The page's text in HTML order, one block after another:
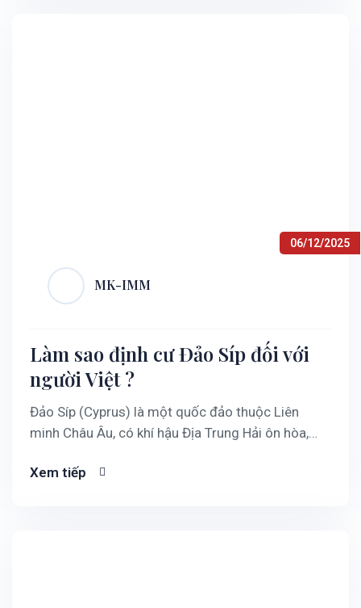
06/12/2025
MK-IMM
Làm sao định cư Đảo Síp đối với
người Việt ?
Đảo Síp (Cyprus) là một quốc đảo thuộc Liên
minh Châu Âu, có khí hậu Địa Trung Hải ôn hòa,
làm việc và kinh doanh. Với gần 340 ngày
Xem tiếp